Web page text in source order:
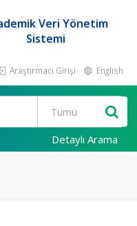
Veri Yönetim
Sistemi
Araştırmacı Girişi English
Detaylı Arama